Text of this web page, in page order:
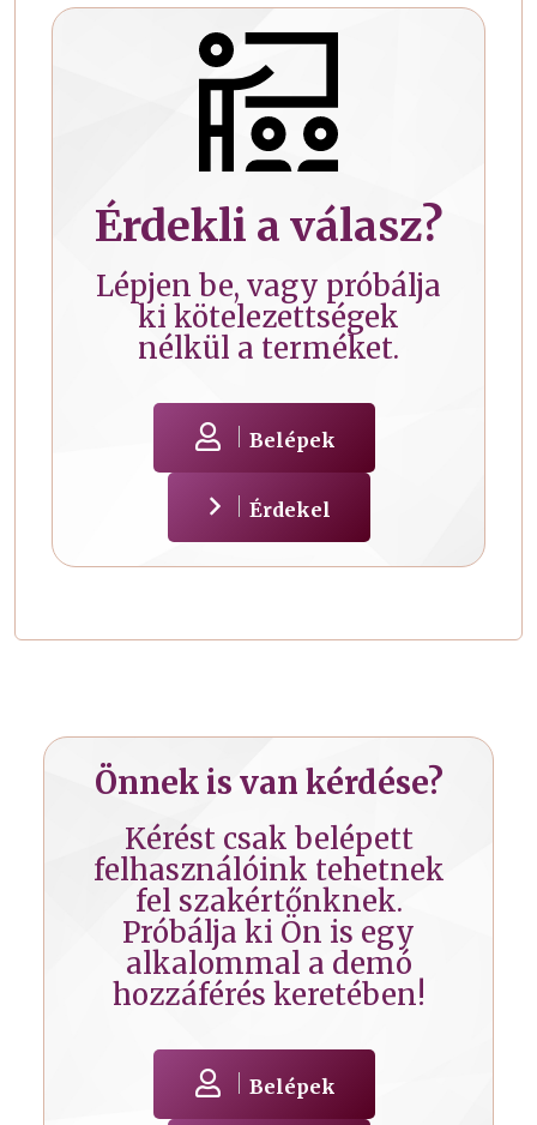
Érdekli a válasz?
Lépjen be, vagy próbálja
ki kötelezettségek
nélkül a terméket.
Belépek
Érdekel
Önnek is van kérdése?
Kérést csak belépett
felhasználóink tehetnek
fel szakértőnknek.
Próbálja ki Ön is egy
alkalommal a demó
hozzáférés keretében!
Belépek